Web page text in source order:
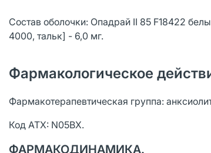
Состав оболочки: Опадрай II 85 F18422
4000, тальк] - 6,0 мг.
Фармакологическое
Фармакотерапевтическая группа:
Код АТХ: N05BX.
ФАРМАКОДИНАМИКА.